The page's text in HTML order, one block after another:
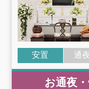
安置 通
お通夜